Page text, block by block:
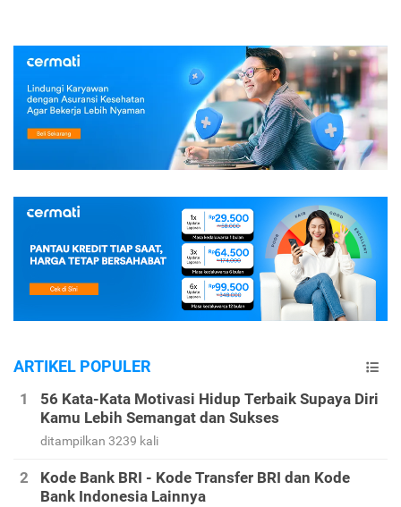
ARTIKEL POPULER
56 Kata-Kata Motivasi Hidup Terbaik Supaya Diri
Kamu Lebih Semangat dan Sukses
ditampilkan 3239 kali
Kode Bank BRI - Kode Transfer BRI dan Kode
Bank Indonesia Lainnya